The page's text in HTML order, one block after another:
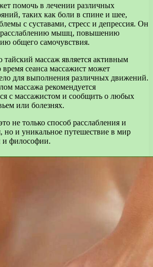
помочь в лечении различных
таких как боли в спине и шее,
с суставами, стресс и депрессия. Он
расслаблению мышц, повышению
общего самочувствия.
тайский массаж является активным
сеанса массажист может
для выполнения различных движений.
массажа рекомендуется
с массажистом и сообщить о любых
или болезнях.
не только способ расслабления и
но и уникальное путешествие в мир
и философии.